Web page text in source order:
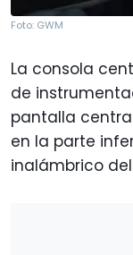
Foto: GWM
La consola
de
pantalla
en la parte
inalámbrico